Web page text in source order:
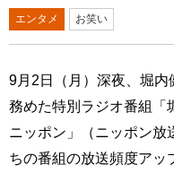
エンタメ お笑い
9月2日（月）深夜、堀
務めた特別ラジオ番組「
ニッポン」（ニッポン放
ちの番組の放送頻度アッ